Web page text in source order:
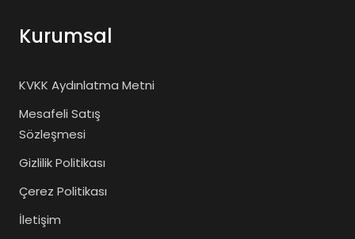
Kurumsal
KVKK Aydınlatma Metni
Mesafeli Satış
Sözleşmesi
Gizlilik Politikası
Çerez Politikası
İletişim